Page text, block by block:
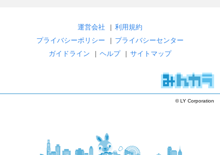
運営会社 | 利用規約
プライバシーポリシー
| プライバシーセンター
ガイドライン
| ヘルプ | サイトマップ
© LY Corporation